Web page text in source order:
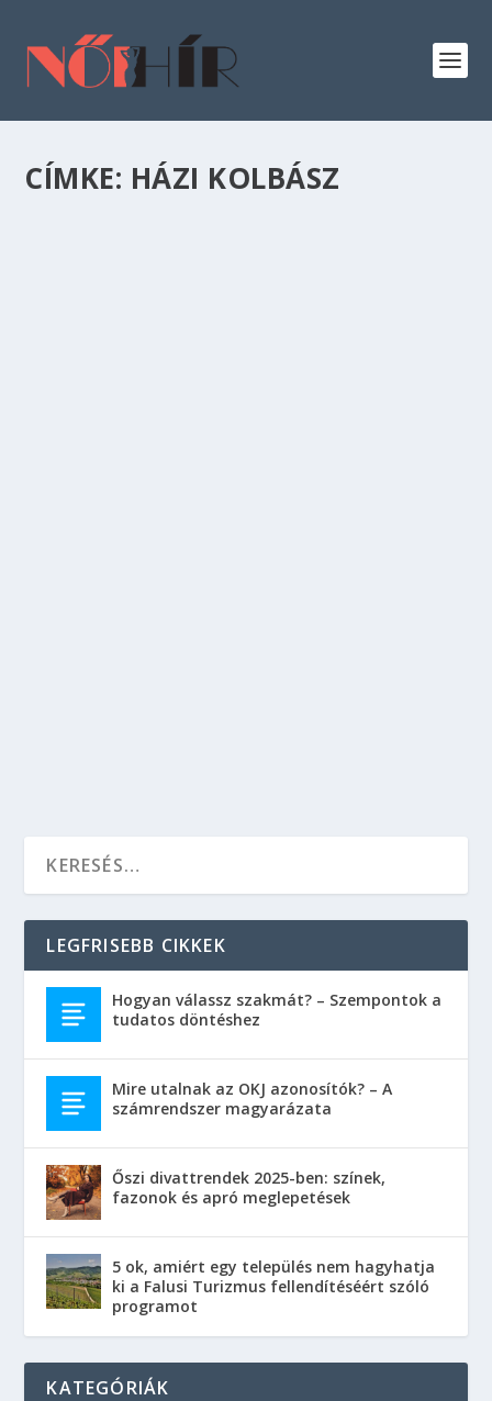
CÍMKE: HÁZI KOLBÁSZ
LEGFRISEBB CIKKEK
Hogyan válassz szakmát? – Szempontok a
tudatos döntéshez
Mire utalnak az OKJ azonosítók? – A
számrendszer magyarázata
Őszi divattrendek 2025-ben: színek,
fazonok és apró meglepetések
5 ok, amiért egy település nem hagyhatja
ki a Falusi Turizmus fellendítéséért szóló
programot
KATEGÓRIÁK